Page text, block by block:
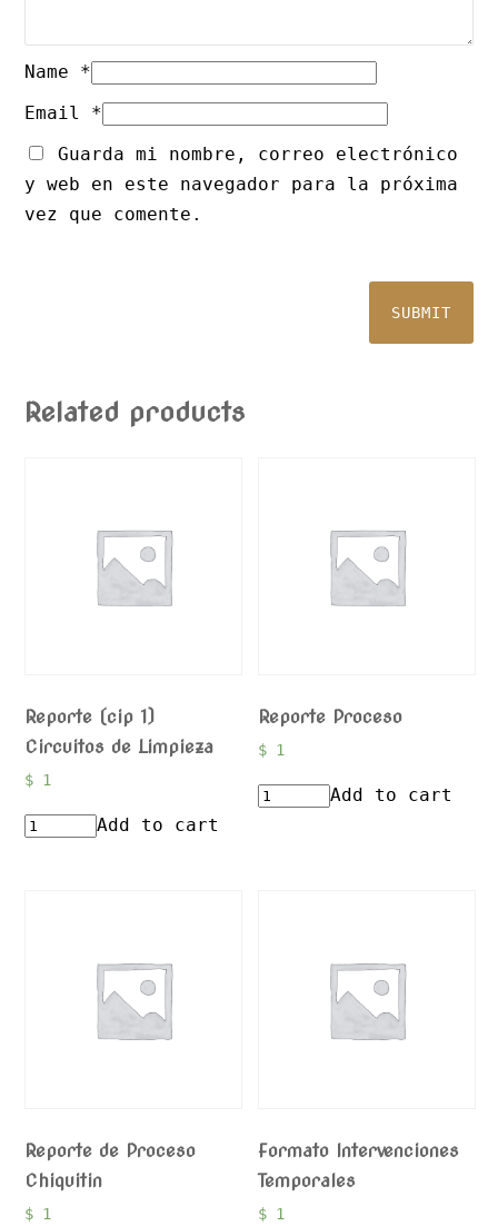
Name *
Email *
Guarda mi nombre, correo electrónico
y web en este navegador para la próxima
vez que comente.
Related products
Reporte (cip 1)
Circuitos de Limpieza
$1
Add to cart
Reporte Proceso
$ 1
Add to cart
Reporte de Proceso
Chiquitin
$1
Formato Intervenciones
Temporales
$ 1